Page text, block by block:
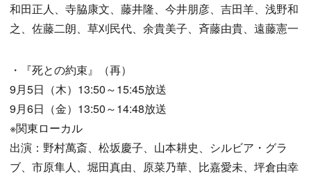
和田正人、寺脇康文、藤井隆、今井朋彦、吉田羊、浅野和
之、佐藤二朗、草刈民代、余貴美子、斉藤由貴、遠藤憲一
・『死との約束』（再）
9月5日（木）13:50～15:45放送
9月6日（金）13:50～14:48放送
※関東ローカル
出演：野村萬斎、松坂慶子、山本耕史、シルビア・グラ
ブ、市原隼人、堀田真由、原菜乃華、比嘉愛未、坪倉由幸